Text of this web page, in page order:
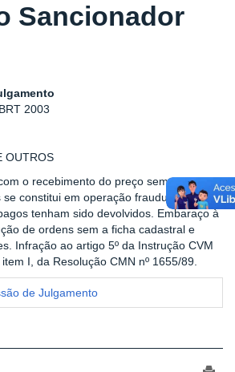
Sancionador
2003
OUTROS
o recebimento do preço sem a entrega
constitui em operação fraudulenta,
tenham sido devolvidos. Embaraço à
de ordens sem a ficha cadastral e
Infração ao artigo 5º da Instrução CVM
I, da Resolução CMN nº 1655/89.
de Julgamento